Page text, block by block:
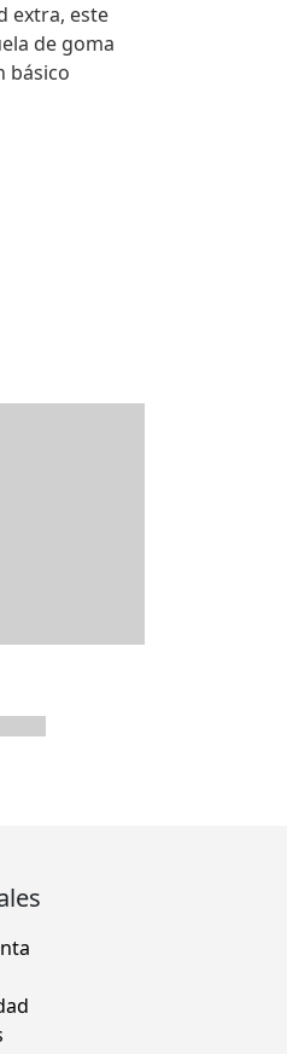
extra, este
de goma
básico